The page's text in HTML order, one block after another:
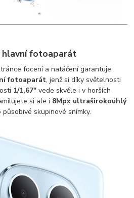
hlavní fotoaparát
focení a natáčení garantuje
fotoaparát, jenž si díky světelnosti
1/1,67"vede skvěle i v horších
si ale i 8Mpx ultraširokoúhlý
působivé skupinové snímky.